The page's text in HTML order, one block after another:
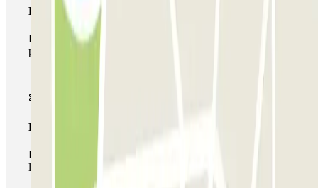
Pase multiparking
Durante tu estancia podrás hacer uso de toda la red de
parkings de este operador disponibles en Parclick.
Pase ilimitado
Durante tu estancia podrás entrar y salir del parking todas
las veces que quieras.